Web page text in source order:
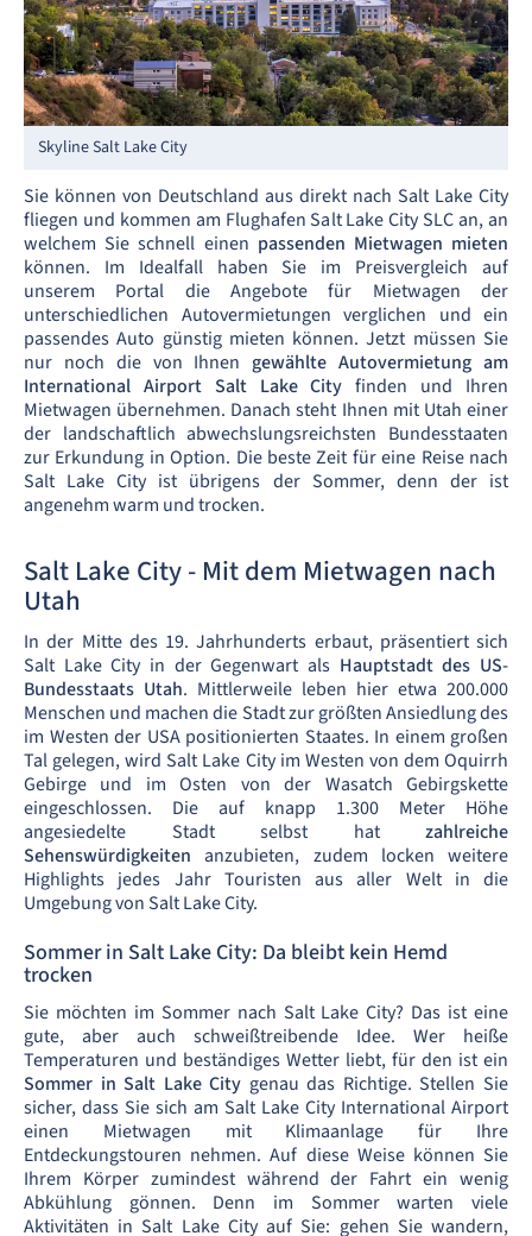
Skyline Salt Lake City
Sie können von Deutschland aus direkt nach Salt Lake City
fliegen und kommen am Flughafen Salt Lake City SLC an, an
welchem Sie schnell einen passenden Mietwagen mieten
können. Im Idealfall haben Sie im Preisvergleich auf
unserem Portal die Angebote für Mietwagen der
unterschiedlichen Autovermietungen verglichen und ein
passendes Auto günstig mieten können. Jetzt müssen Sie
nur noch die von Ihnen gewählte Autovermietung am
International Airport Salt Lake Cityfinden und Ihren
Mietwagen übernehmen. Danach steht Ihnen mit Utah einer
der landschaftlich abwechslungsreichsten Bundesstaaten
zur Erkundung in Option. Die beste Zeit für eine Reise nach
Salt Lake City ist übrigens der Sommer, denn der ist
angenehm warm und trocken.
Salt Lake City - Mit dem Mietwagen nach
Utah
In der Mitte des 19. Jahrhunderts erbaut, präsentiert sich
Salt Lake City in der Gegenwart als Hauptstadt des US-
Bundesstaats Utah. Mittlerweile leben hier etwa 200.000
Menschen und machen die Stadt zur größten Ansiedlung des
im Westen der USA positionierten Staates. In einem großen
Tal gelegen, wird Salt Lake City im Westen von dem Oquirrh
Gebirge und im Osten von der Wasatch Gebirgskette
eingeschlossen. Die auf knapp 1.300 Meter Höhe
angesiedelte Stadt selbst hat zahlreiche
Sehenswürdigkeiten anzubieten, zudem locken weitere
Highlights jedes Jahr Touristen aus aller Welt in die
Umgebung von Salt Lake City.
Sommer in Salt Lake City: Da bleibt kein Hemd
trocken
Sie möchten im Sommer nach Salt Lake City? Das ist eine
gute, aber auch schweißtreibende Idee. Wer heiße
Temperaturen und beständiges Wetter liebt, für den ist ein
Sommer in Salt Lake City genau das Richtige. Stellen Sie
sicher, dass Sie sich am Salt Lake City International Airport
einen Mietwagen mit Klimaanlage für Ihre
Entdeckungstouren nehmen. Auf diese Weise können Sie
Ihrem Körper zumindest während der Fahrt ein wenig
Abkühlung gönnen. Denn im Sommer warten viele
Aktivitäten in Salt Lake City auf Sie: gehen Sie wandern,